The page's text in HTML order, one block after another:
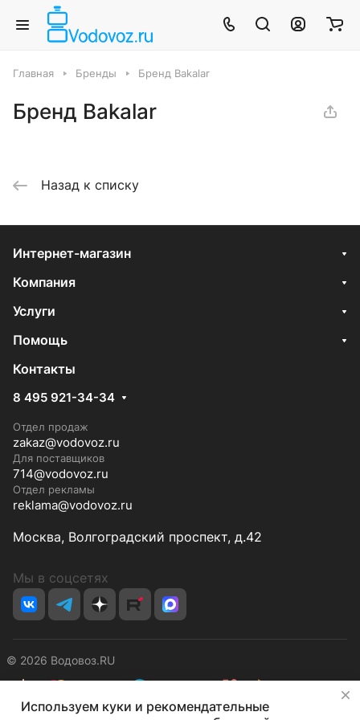
Главная Бренды Бренд Bakalar
Бренд Bakalar
Назад к списку
Интернет-магазин
Компания
Услуги
Помощь
Контакты
8 495 921-34-34
Отдел продаж
zakaz@vodovoz.ru
Для поставщиков
714@vodovoz.ru
Отдел рекламы
reklama@vodovoz.ru
Москва, Волгоградский проспект, д.42
Мы в соцсетях
© 2026 Водовоз.RU
КонфиденциальностьОферта
Используем куки и рекомендательные